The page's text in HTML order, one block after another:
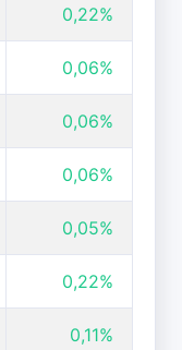
0,22%
0,06%
0,06%
0,06%
0,05%
0,22%
0,11%